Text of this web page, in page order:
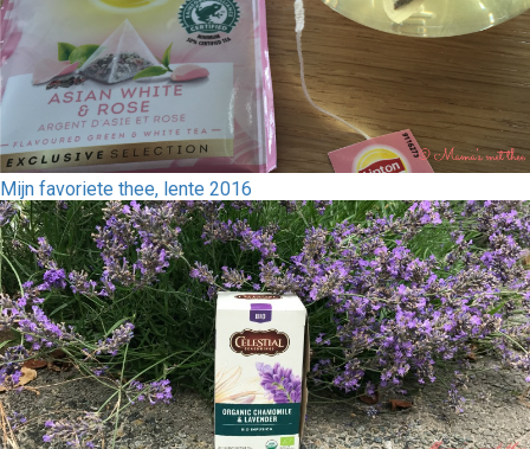
Mijn favoriete thee, lente 2016